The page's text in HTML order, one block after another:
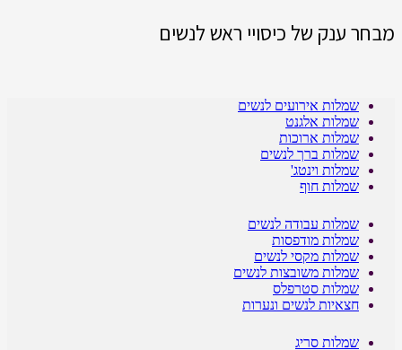
מבחר ענק של כיסויי ראש לנשים
שמלות אירועים לנשים
שמלות אלגנט
שמלות ארוכות
שמלות ברך לנשים
שמלות וינטג'
שמלות חוף
שמלות עבודה לנשים
שמלות מודפסות
שמלות מקסי לנשים
שמלות משובצות לנשים
שמלות סטרפלס
חצאיות לנשים ונערות
שמלות סריג